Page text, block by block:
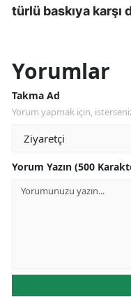
türlü baskıya karşı
Yorumlar
Takma Ad
Yorum yapmak için,
Yorum Yazın (500